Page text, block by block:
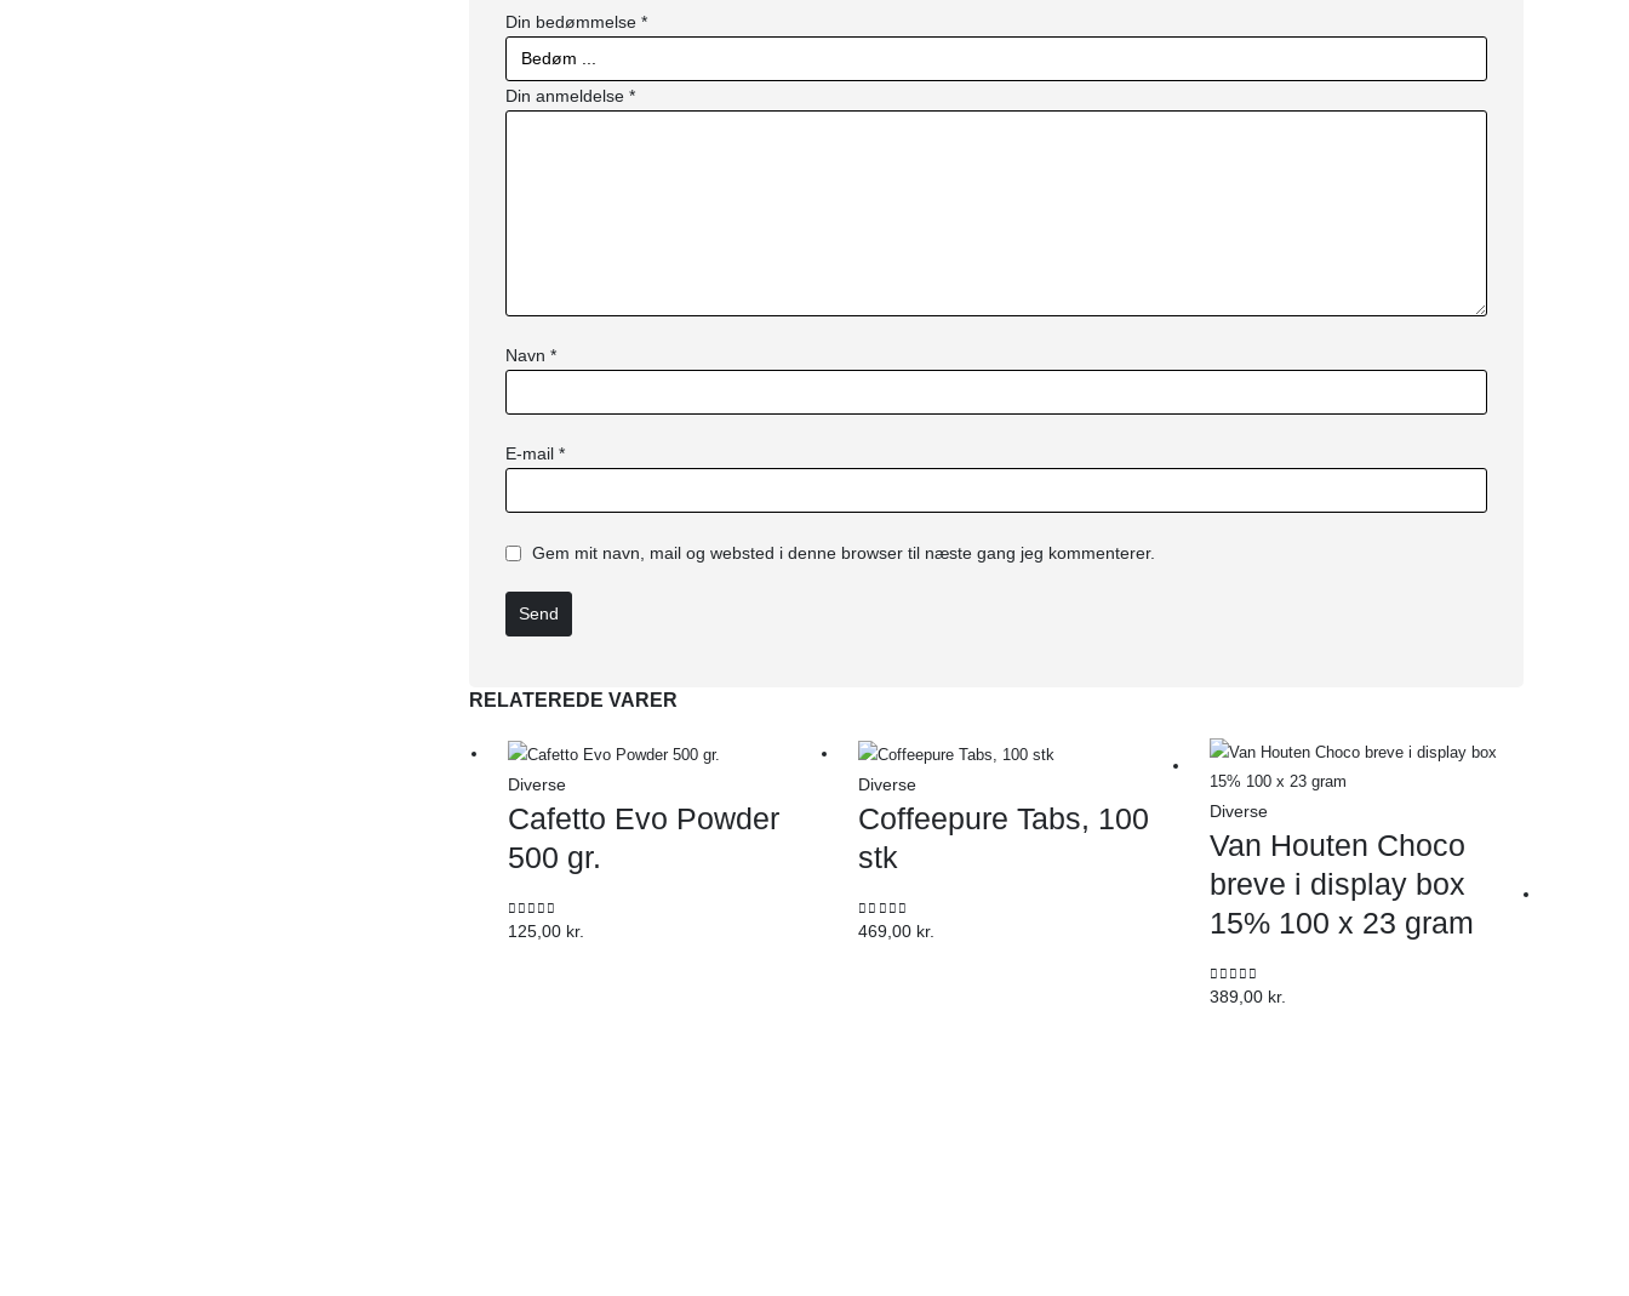
Din bedømmelse *
Din anmeldelse *
Navn *
E-mail *
Gem mit navn, mail og websted i denne browser til næste gang jeg kommenterer.
RELATEREDE VARER
Diverse
Cafetto Evo Powder
500 gr.
0 out of 5
125,00 kr.
Diverse
Coffeepure Tabs, 100
stk
0out of 5
469,00 kr.
Diverse
Van Houten Choco
breve i display box
15% 100 x 23 gram
0out of 5
389,00 kr.